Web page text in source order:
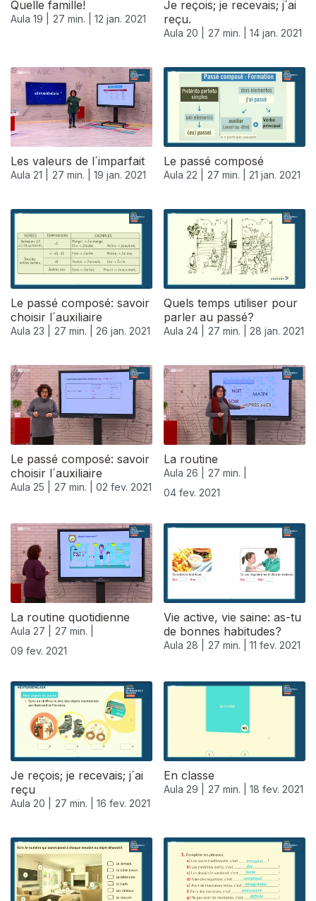
Quelle famille!
Aula 19 | 27 min. | 12 jan. 2021
Je reçois; je recevais; j´ai
reçu.
Aula 20 | 27 min. | 14 jan. 2021
Les valeurs de l´imparfait
Aula 21 | 27 min. | 19 jan. 2021
Le passé composé
Aula 22 | 27 min. | 21 jan. 2021
Le passé composé: savoir
choisir l´auxiliaire
Aula 23 | 27 min. | 26 jan. 2021
Quels temps utiliser pour
parler au passé?
Aula 24 | 27 min. | 28 jan. 2021
520664
Le passé composé: savoir
choisir l´auxiliaire
Aula 25 | 27 min. | 02 fev. 2021
La routine
Aula 26 |
27 min. |
04 fev. 2021
La routine quotidienne
Aula 27 |
27 min. |
09 fev. 2021
Vie active, vie saine: as-tu
de bonnes habitudes?
Aula 28 | 27 min. | 11 fev. 2021
Je reçois; je recevais; j´ai
reçu
Aula 20 | 27 min. | 16 fev. 2021
En classe
Aula 29 | 27 min. | 18 fev. 2021